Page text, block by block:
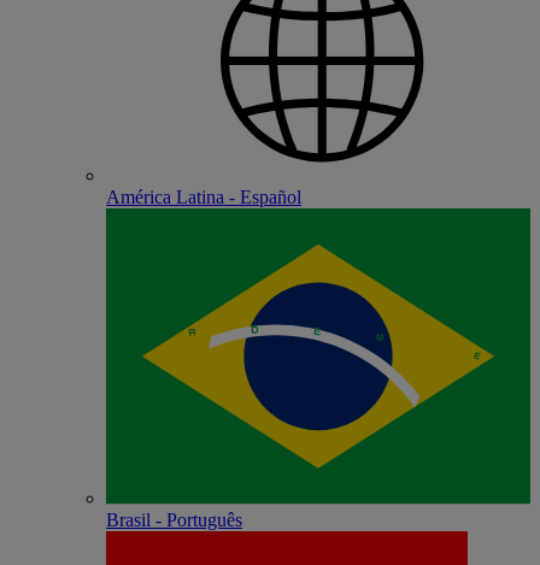
América Latina - Español
Brasil - Português